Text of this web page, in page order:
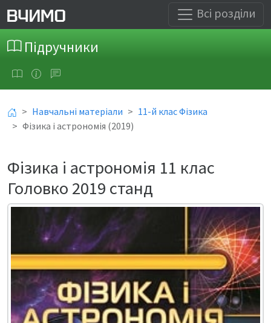
Всі розділи
Підручники
Навчальні матеріали
11-й клас Фізика
Фізика і астрономія (2019)
Фізика і астрономія 11 клас
Головко 2019 станд